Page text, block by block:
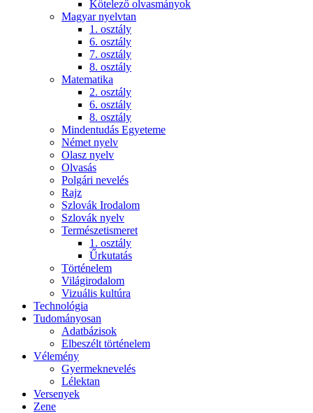
Kötelező olvasmányok
Magyar nyelvtan
1. osztály
6. osztály
7. osztály
8. osztály
Matematika
2. osztály
6. osztály
8. osztály
Mindentudás Egyeteme
Német nyelv
Olasz nyelv
Olvasás
Polgári nevelés
Rajz
Szlovák Irodalom
Szlovák nyelv
Természetismeret
1. osztály
Űrkutatás
Történelem
Világirodalom
Vizuális kultúra
Technológia
Tudományosan
Adatbázisok
Elbeszélt történelem
Vélemény
Gyermeknevelés
Lélektan
Versenyek
Zene